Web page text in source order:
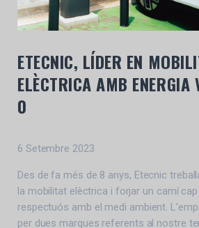
ETECNIC, LÍDER EN
ELÈCTRICA AMB ENERGIA
0
6 Setembre 2023
Des de fa més de 8 anys, Etecnic
la mobilitat elèctrica i forjar un camí
respectuós amb el medi ambient.
per dues marques referents al nostre